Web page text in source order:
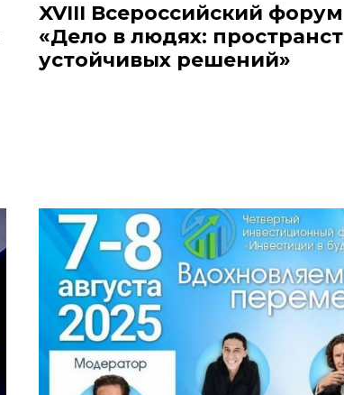
XVIII Всероссийский форум
«Дело в людях:
устойчивых решений»